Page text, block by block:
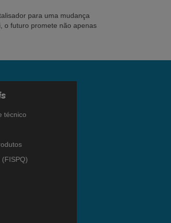
para uma mudança
o futuro promete não apenas
técnico
(FISPQ)